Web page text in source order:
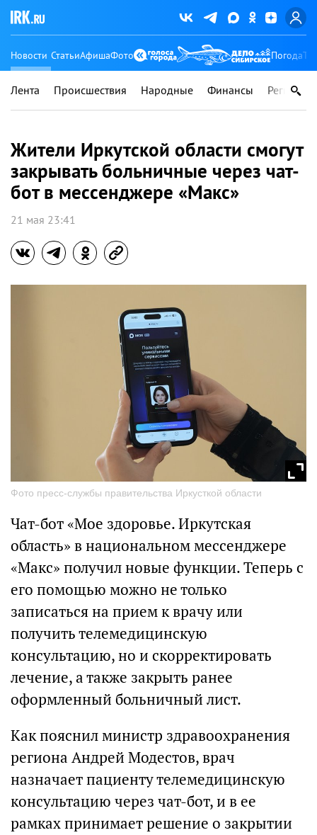
Новости СтатьиАфишаФото Погода
Лента Происшествия Народные Финансы Регионы
Жители Иркутской области смогут
закрывать больничные через чат-
бот в мессенджере «Макс»
21 мая 23:41
Фото пресс-службы правительства Иркусткой области
Чат-бот «Мое здоровье. Иркутская
область» в национальном мессенджере
«Макс» получил новые функции. Теперь с
его помощью можно не только
записаться на прием к врачу или
получить телемедицинскую
консультацию, но и скорректировать
лечение, а также закрыть ранее
оформленный больничный лист.
Как пояснил министр здравоохранения
региона Андрей Модестов, врач
назначает пациенту телемедицинскую
консультацию через чат-бот, и в ее
рамках принимает решение о закрытии